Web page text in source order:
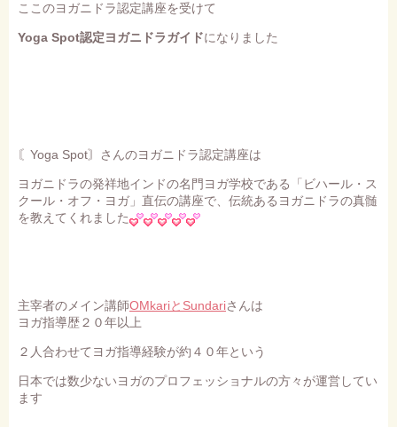
ここのヨガニドラ認定講座を受けて
Yoga Spot認定ヨガニドラガイドになりました
〘Yoga Spot〙さんのヨガニドラ認定講座は
ヨガニドラの発祥地インドの名門ヨガ学校である「ビハール・ス
クール・オフ・ヨガ」直伝の講座で、伝統あるヨガニドラの真髄
を教えてくれました
主宰者のメイン講師OMkariとSundariさんは
ヨガ指導歴２０年以上
２人合わせてヨガ指導経験が約４０年という
日本では数少ないヨガのプロフェッショナルの方々が運営してい
ます